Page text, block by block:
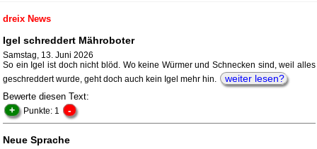
dreix News
Igel schreddert Mähroboter
Samstag, 13. Juni 2026
So ein Igel ist doch nicht blöd. Wo keine Würmer und Schnecken sind, weil alles
geschreddert wurde, geht doch auch kein Igel mehr hin.
weiter lesen?
Bewerte diesen Text:
+ Punkte: 1 -
Neue Sprache